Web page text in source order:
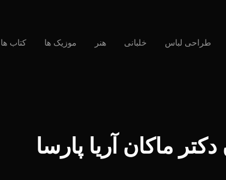
طراحی لباس خلبانی هنر موزیک ها کتاب ها
دکتر ماکان آریا پارسا